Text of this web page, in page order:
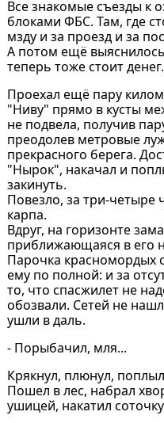
Все знакомые съезды к
блоками ФБС. Там, где
мзду и за проезд и за
А потом ещё
теперь тоже стоит денег.
Проехал ещё пару
"Ниву" прямо в кусты
не подвела, получив
преодолев метровые
прекрасного берега.
"Нырок", накачал и
закинуть.
Повезло, за три-четыре
карпа.
Вдруг, на горизонте
приближающаяся в его
Парочка красномордых
ему по полной: и за
то, что спасжилет не
обозвали. Сетей не
ушли в даль.
- Порыбачил, мля...
Крякнул, плюнул, поплыл
Пошел в лес, набрал
ушицей, накатил